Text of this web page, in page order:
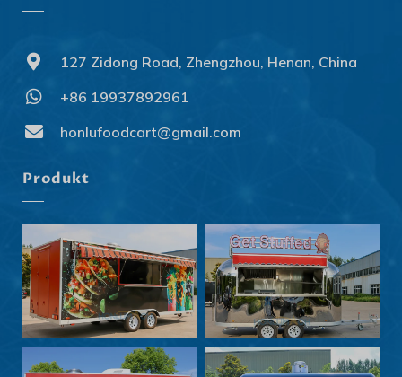
127 Zidong Road, Zhengzhou, Henan, China
+86 19937892961
honlufoodcart@gmail.com
Produkt
Српски језик
Norsk nynorsk
Maori
Eesti
Български
Slovenčina